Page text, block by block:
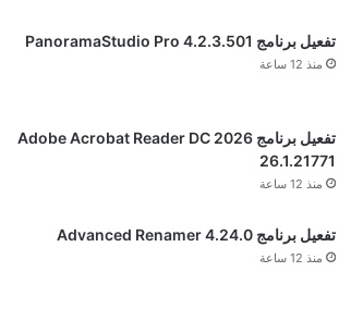
تفعيل برنامج PanoramaStudio Pro 4.2.3.501
منذ 12 ساعة
تفعيل برنامج Adobe Acrobat Reader DC 2026
26.1.21771
منذ 12 ساعة
تفعيل برنامج Advanced Renamer 4.24.0
منذ 12 ساعة